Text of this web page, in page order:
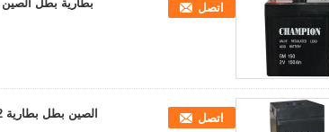
اتصل
اتصل